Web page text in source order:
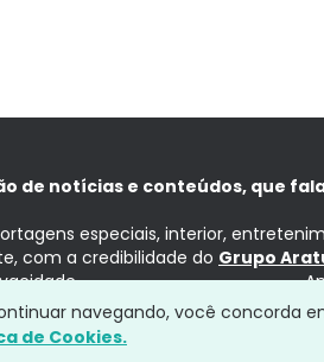
de notícias e conteúdos, que
especiais, interior,
com a credibilidade do Grupo
navegando, você concorda
de Cookies.